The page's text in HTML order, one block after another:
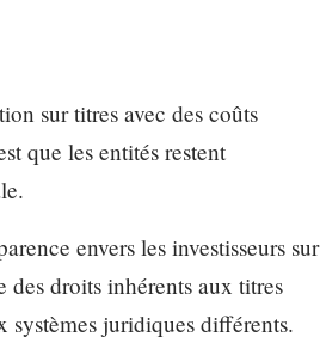
sur titres avec des coûts
que les entités restent
envers les investisseurs sur
des droits inhérents aux titres
systèmes juridiques différents.